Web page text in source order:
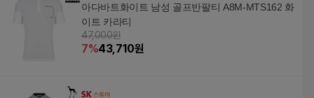
아다바트화이트 남성 골프반팔티 A8M-MTS162 화
이트 카라티
47,000원
7%43,710원